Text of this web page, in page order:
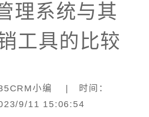
理系统与其
工具的比较
35CRM小编 | 时间：
9/11 15:06:54